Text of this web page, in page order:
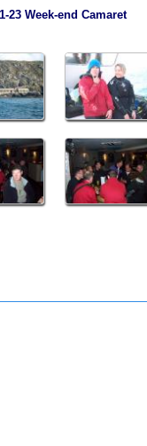
23 Week-end Camaret